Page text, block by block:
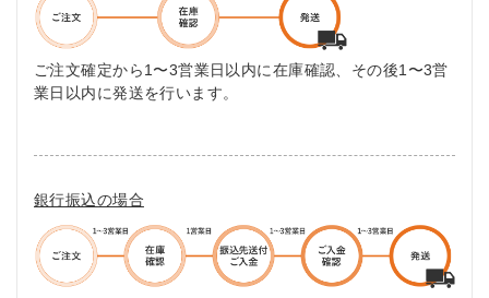
ご注文確定から1〜3営業日以内に在庫確認、その後1〜3営
業日以内に発送を行います。
銀行振込の場合